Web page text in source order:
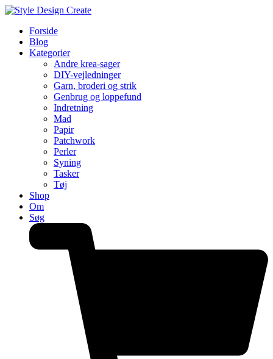
Forside
Blog
Kategorier
Andre krea-sager
DIY-vejledninger
Garn, broderi og strik
Genbrug og loppefund
Indretning
Mad
Papir
Patchwork
Perler
Syning
Tasker
Tøj
Shop
Om
Søg